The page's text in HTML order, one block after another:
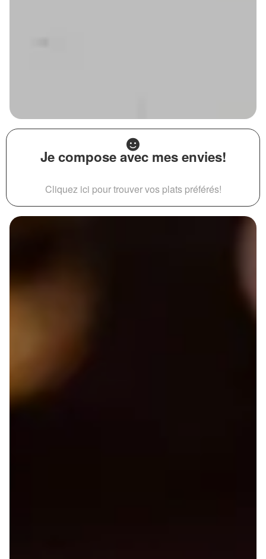
Je compose avec mes envies!
Cliquez ici pour trouver vos plats préférés!